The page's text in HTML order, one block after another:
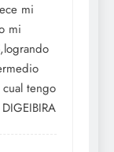
mi
mi
tengo